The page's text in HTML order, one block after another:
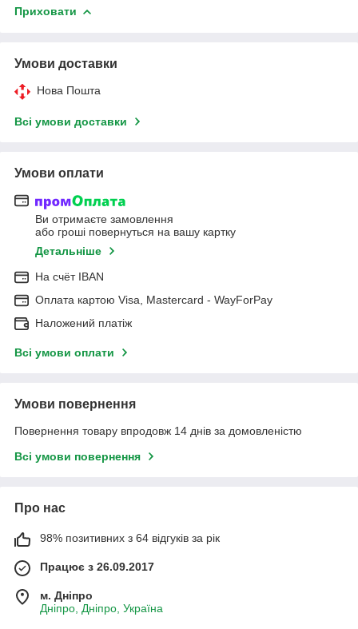
Приховати
Умови доставки
Нова Пошта
Всі умови доставки
Умови оплати
Ви отримаєте замовлення
або гроші повернуться на вашу картку
Детальніше
На cчёт IBAN
Оплата картою Visa, Mastercard - WayForPay
Наложений платіж
Всі умови оплати
Умови повернення
Повернення товару впродовж 14 днів за домовленістю
Всі умови повернення
Про нас
98% позитивних з 64 відгуків за рік
Працює з 26.09.2017
м. Дніпро
Дніпро, Дніпро, Україна